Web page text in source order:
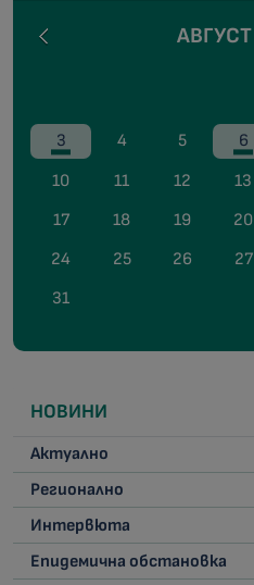
АВГУСТ
3
4 5 6
10
11 12 13
17
18 19 20
24
25 26 27
31
НОВИНИ
Актуално
Регионално
Интервюта
Епидемична обстановка